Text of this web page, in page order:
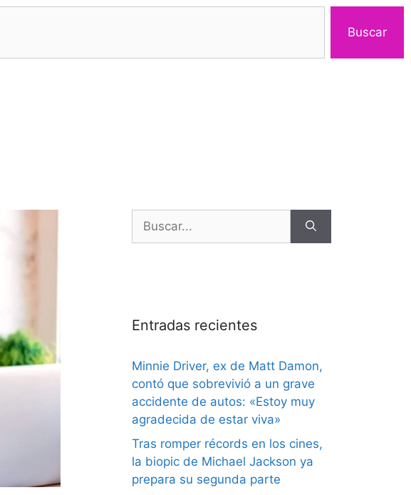
Buscar
Entradas recientes
Minnie Driver, ex de Matt Damon,
contó que sobrevivió a un grave
accidente de autos: «Estoy muy
agradecida de estar viva»
Tras romper récords en los cines,
la biopic de Michael Jackson ya
prepara su segunda parte